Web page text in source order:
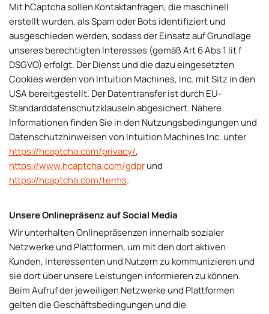
Mit hCaptcha sollen Kontaktanfragen, die maschinell
erstellt wurden, als Spam oder Bots identifiziert und
ausgeschieden werden, sodass der Einsatz auf Grundlage
unseres berechtigten Interesses (gemäß Art 6 Abs 1 lit f
DSGVO) erfolgt. Der Dienst und die dazu eingesetzten
Cookies werden von Intuition Machines, Inc. mit Sitz in den
USA bereitgestellt. Der Datentransfer ist durch EU-
Standarddatenschutzklauseln abgesichert. Nähere
Informationen finden Sie in den Nutzungsbedingungen und
Datenschutzhinweisen von Intuition Machines Inc. unter
https://hcaptcha.com/privacy/,
https://www.hcaptcha.com/gdprund
https://hcaptcha.com/terms.
Unsere Onlinepräsenz auf Social Media
Wir unterhalten Onlinepräsenzen innerhalb sozialer
Netzwerke und Plattformen, um mit den dort aktiven
Kunden, Interessenten und Nutzern zu kommunizieren und
sie dort über unsere Leistungen informieren zu können.
Beim Aufruf der jeweiligen Netzwerke und Plattformen
gelten die Geschäftsbedingungen und die